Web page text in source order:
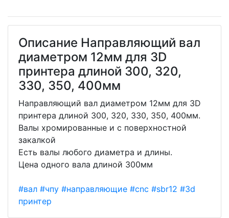
Описание Направляющий вал
диаметром 12мм для 3D
принтера длиной 300, 320,
330, 350, 400мм
Направляющий вал диаметром 12мм для 3D
принтера длиной 300, 320, 330, 350, 400мм.
Валы хромированные и с поверхностной
закалкой
Есть валы любого диаметра и длины.
Цена одного вала длиной 300мм
#вал #чпу #направляющие #cnc #sbr12 #3d
принтер